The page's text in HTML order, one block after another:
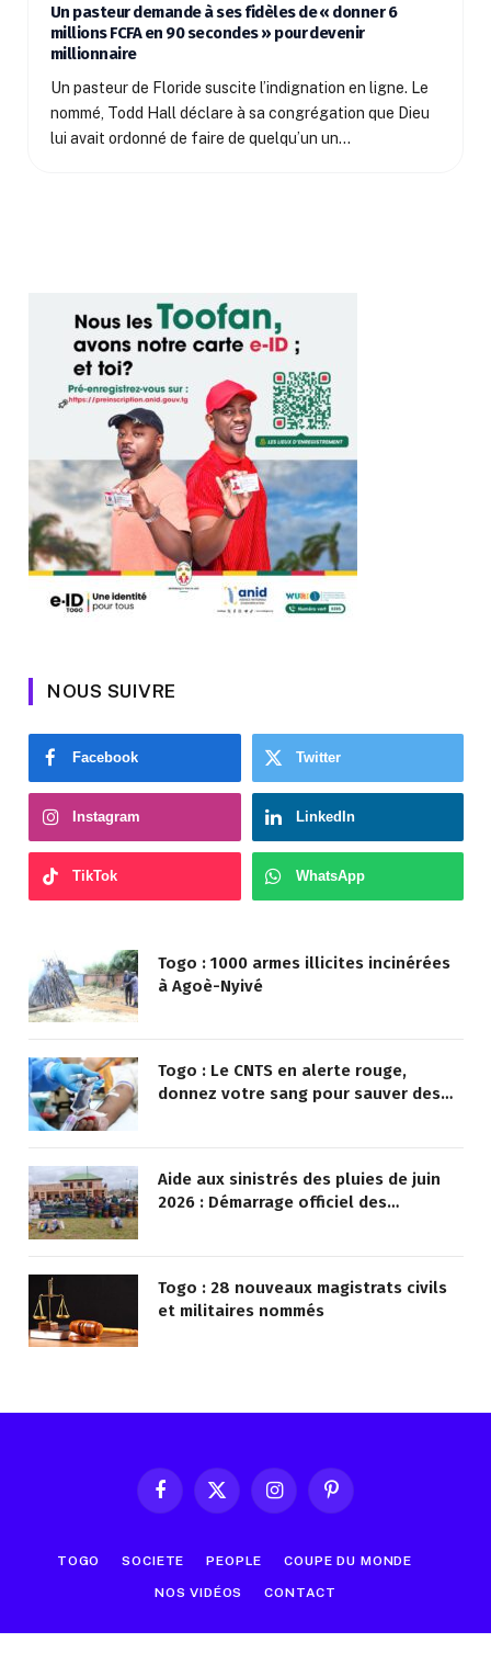
Un pasteur demande à ses fidèles de « donner 6
millions FCFA en 90 secondes » pour devenir
millionnaire
Un pasteur de Floride suscite l’indignation en ligne. Le
nommé, Todd Hall déclare à sa congrégation que Dieu
lui avait ordonné de faire de quelqu’un un…
NOUS SUIVRE
Facebook Twitter
Instagram LinkedIn
TikTok WhatsApp
Togo : 1000 armes illicites incinérées
à Agoè-Nyivé
Togo : Le CNTS en alerte rouge,
donnez votre sang pour sauver des
Aide aux sinistrés des pluies de juin
2026 : Démarrage officiel des
Togo : 28 nouveaux magistrats civils
et militaires nommés
FacebookX
InstagramPinterest
TOGO SOCIETE PEOPLE COUPE DU MONDE
NOS VIDÉOS CONTACT